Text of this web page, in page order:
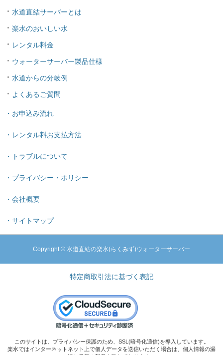
水道直結サーバーとは
楽水のおいしい水
レンタル料金
ウォーターサーバー製品仕様
水道からの分岐例
よくあるご質問
・お申込み流れ
・レンタル料お支払方法
・トラブルについて
・プライバシー・ポリシー
・会社概要
・サイトマップ
Copyright © 水道直結の楽水(らくみず)ウォーターサーバー
特定商取引法に基づく表記
このサイトは、プライバシー保護のため、SSL(暗号化通信)を導入しています。
楽水ではインターネットネット上で個人データを送信いただく場合は、個人情報の漏